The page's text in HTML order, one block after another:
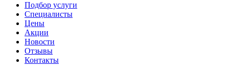
Подбор услуги
Специалисты
Цены
Акции
Новости
Отзывы
Контакты